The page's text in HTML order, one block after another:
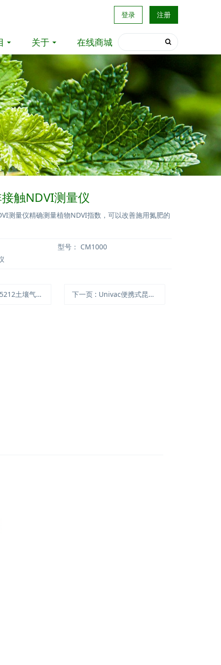
登录 注册
关于 在线商城
触NDVI测量仪
测量仪精确测量植物NDVI指数，可以改善施用氮肥的
型号： CM1000
土壤气体采样器 下一页 : Univac便携式昆虫抽吸采样器